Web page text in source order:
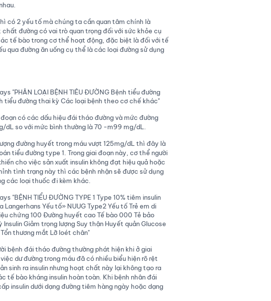
có 2 yếu tố mà chúng ta cần quan tâm chính là
chất đường có vai trò quan trọng đối với sức khỏe cụ
tế bào trong cơ thể hoạt động, đặc biệt là đối với tế
qua đường ăn uống cụ thể là các loại đường sử dụng
có các dấu hiệu đái tháo đường và mức đường
dL so với mức bình thường là 70 -m99 mg/dL.
đường huyết trong máu vượt 125mg/dL thì đây là
tiểu đường type 1. Trong giai đoạn này, cơ thể người
cho việc sản xuất insulin không đạt hiệu quả hoặc
tình trạng này thì các bệnh nhận sẽ được sử dụng
các loại thuốc đi kèm khác.
bệnh đái tháo đường thường phát hiện khi ở giai
dư đường trong máu đã có nhiều biểu hiện rõ rệt
sinh ra insulin nhưng hoạt chất này lại không tạo ra
tế bào kháng insulin hoàn toàn. Khi bệnh nhân đái
insulin dưới dạng đường tiêm hàng ngày hoặc dạng